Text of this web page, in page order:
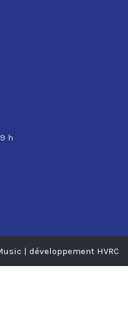
h
| développement HVRC